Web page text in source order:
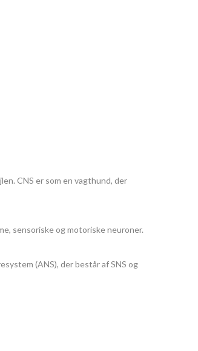
CNS er som en vagthund, der
sensoriske og motoriske neuroner.
(ANS), der består af SNS og